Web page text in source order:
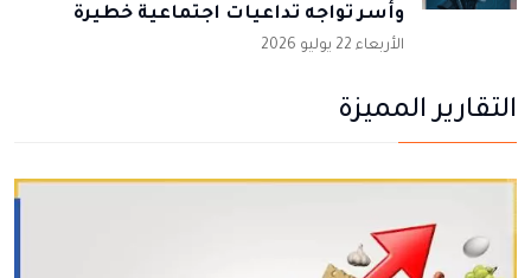
وأسر تواجه تداعيات اجتماعية خطيرة
الأربعاء 22 يوليو 2026
التقارير المميزة